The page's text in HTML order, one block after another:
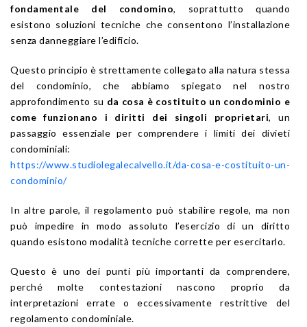
fondamentale del condomino, soprattutto quando
esistono soluzioni tecniche che consentono l’installazione
senza danneggiare l’edificio.
Questo principio è strettamente collegato alla natura stessa
del condominio, che abbiamo spiegato nel nostro
approfondimento su da cosa è costituito un condominio e
come funzionano i diritti dei singoli proprietari, un
passaggio essenziale per comprendere i limiti dei divieti
condominiali:
https://www.studiolegalecalvello.it/da-cosa-e-costituito-un-
condominio/
In altre parole, il regolamento può stabilire regole, ma non
può impedire in modo assoluto l’esercizio di un diritto
quando esistono modalità tecniche corrette per esercitarlo.
Questo è uno dei punti più importanti da comprendere,
perché molte contestazioni nascono proprio da
interpretazioni errate o eccessivamente restrittive del
regolamento condominiale.